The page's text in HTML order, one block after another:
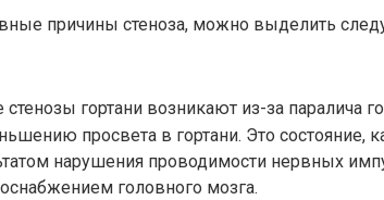
причины стеноза, можно выделить
стенозы гортани возникают из-за паралича
просвета в гортани. Это состояние,
нарушения проводимости нервных
головного мозга.